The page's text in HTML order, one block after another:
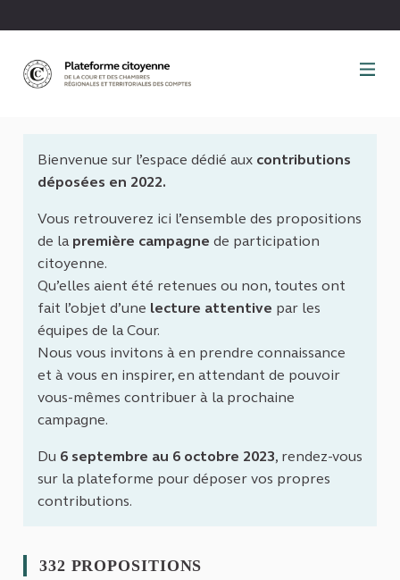
Bienvenue sur l’espace dédié aux contributions
déposées en 2022.
Vous retrouverez ici l’ensemble des propositions
de la première campagne de participation
citoyenne.
Qu’elles aient été retenues ou non, toutes ont
fait l’objet d’une lecture attentive par les
équipes de la Cour.
Nous vous invitons à en prendre connaissance
et à vous en inspirer, en attendant de pouvoir
vous-mêmes contribuer à la prochaine
campagne.
Du 6 septembre au 6 octobre 2023, rendez-vous
sur la plateforme pour déposer vos propres
contributions.
332 PROPOSITIONS